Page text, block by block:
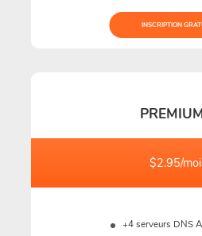
INSCRIPTION
$2.95/
+4 serveurs DNS